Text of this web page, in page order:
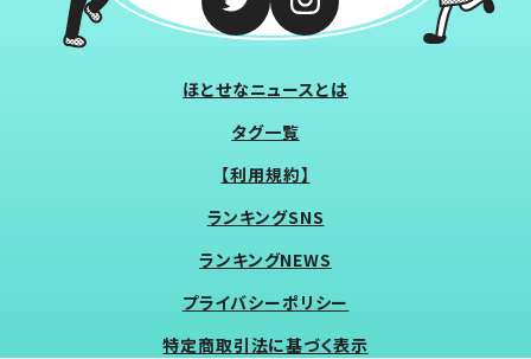
ほとせなニュースとは
タグ一覧
【利用規約】
ランキングSNS
ランキングNEWS
プライバシーポリシー
特定商取引法に基づく表示